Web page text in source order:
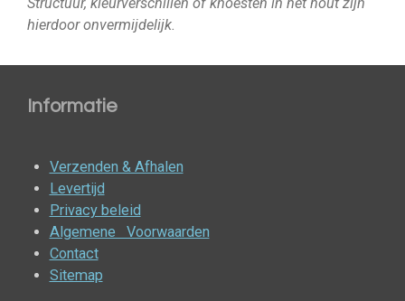
hierdoor onvermijdelijk.
Informatie
Verzenden & Afhalen
Levertijd
Privacy beleid
Algemene Voorwaarden
Contact
Sitemap